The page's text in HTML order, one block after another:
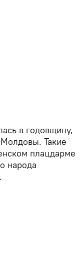
в годовщину,
Такие
плацдарме
народа